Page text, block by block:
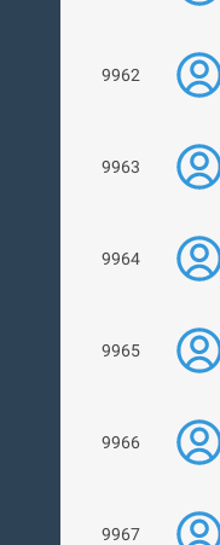
9962
9963
9964
9965
9966
9967